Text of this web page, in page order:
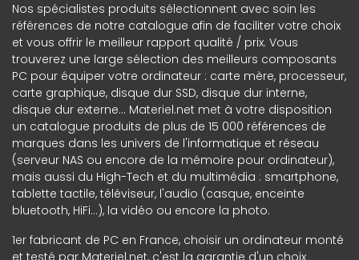
Nos spécialistes produits sélectionnent avec soin les
références de notre catalogue afin de faciliter votre choix
et vous offrir le meilleur rapport qualité / prix. Vous
trouverez une large sélection des meilleurs composants
PC pour équiper votre ordinateur : carte mère, processeur,
carte graphique, disque dur SSD, disque dur interne,
disque dur externe... Materiel.net met à votre disposition
un catalogue produits de plus de 15 000 références de
marques dans les univers de l'informatique et réseau
(serveur NAS ou encore de la mémoire pour ordinateur),
mais aussi du High-Tech et du multimédia : smartphone,
tablette tactile, téléviseur, l'audio (casque, enceinte
bluetooth, HiFi...), la vidéo ou encore la photo.
1er fabricant de PC en France, choisir un ordinateur monté